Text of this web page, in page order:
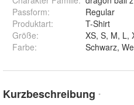
Passform:
Regular
Produktart:
T-Shirt
Größe:
Farbe:
Kurzbeschreibung *